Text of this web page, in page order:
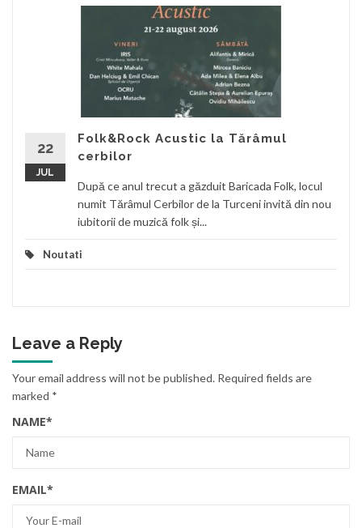
22
JUL
Folk&Rock Acustic la Tărâmul
cerbilor
După ce anul trecut a găzduit Baricada Folk, locul
numit Tărâmul Cerbilor de la Turceni invită din nou
iubitorii de muzică folk și...
Noutati
Leave a Reply
Your email address will not be published. Required fields are
marked *
NAME*
EMAIL*